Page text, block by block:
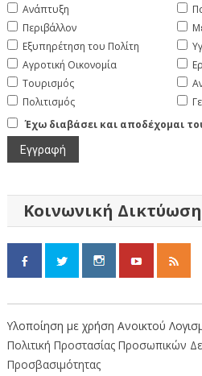
Ανάπτυξη
Περιβάλλον
Εξυπηρέτηση του Πολίτη
Αγροτική Οικονομία
Τουρισμός
Πολιτισμός
Έχω διαβάσει και αποδέχομαι
Κοινωνική Δικτύωση
Υλοποίηση με χρήση Ανοικτού
Πολιτική Προστασίας Προσωπικών
Προσβασιμότητας